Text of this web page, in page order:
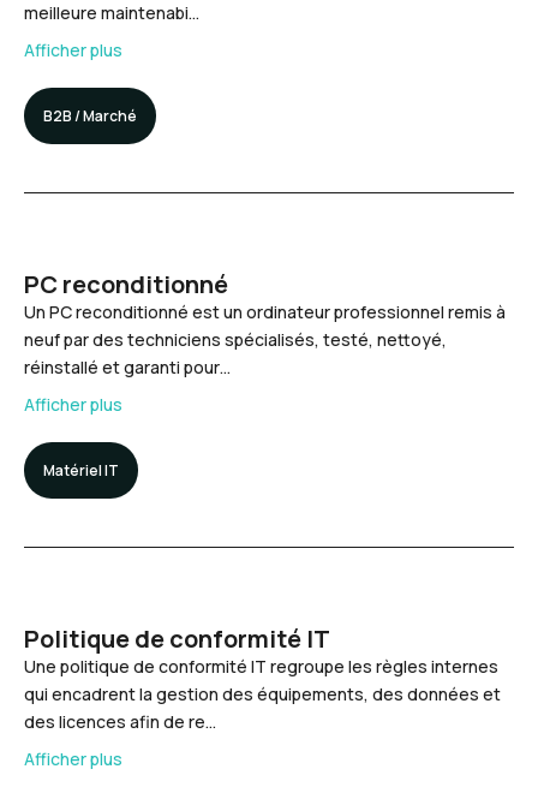
meilleure maintenabi…
Afficher plus
B2B / Marché
PC reconditionné
Un PC reconditionné est un ordinateur professionnel remis à
neuf par des techniciens spécialisés, testé, nettoyé,
réinstallé et garanti pour…
Afficher plus
Matériel IT
Politique de conformité IT
Une politique de conformité IT regroupe les règles internes
qui encadrent la gestion des équipements, des données et
des licences afin de re…
Afficher plus